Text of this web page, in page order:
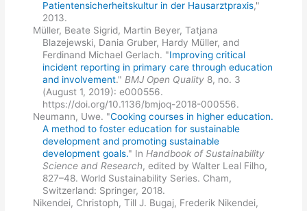
Patientensicherheitskultur in der Hausarztpraxis,"
2013.
Müller, Beate Sigrid, Martin Beyer, Tatjana
Blazejewski, Dania Gruber, Hardy Müller, and
Ferdinand Michael Gerlach. "Improving critical
incident reporting in primary care through education
and involvement." BMJ Open Quality 8, no. 3
(August 1, 2019): e000556.
https://doi.org/10.1136/bmjoq-2018-000556.
Neumann, Uwe. "Cooking courses in higher education.
A method to foster education for sustainable
development and promoting sustainable
development goals." In Handbook of Sustainability
Science and Research, edited by Walter Leal Filho,
827–48. World Sustainability Series. Cham,
Switzerland: Springer, 2018.
Nikendei, Christoph, Till J. Bugaj, Frederik Nikendei,